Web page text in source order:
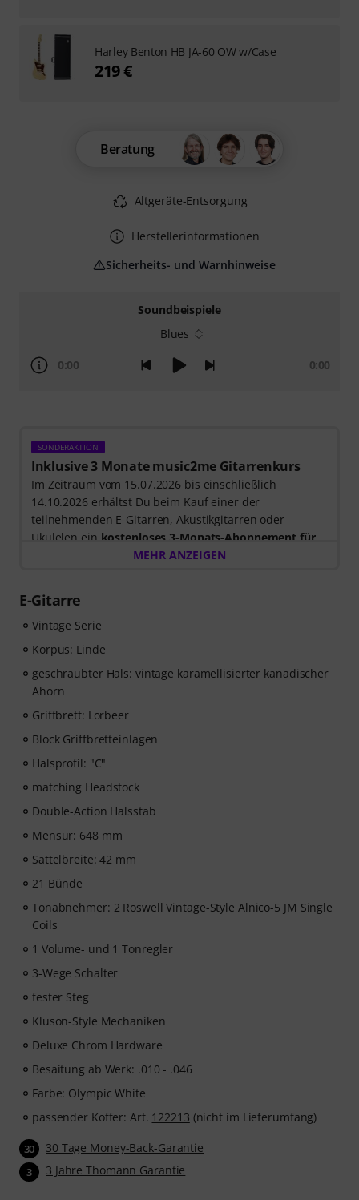
Soundbeispiele
Blues
0:00 0:00
SONDERAKTION
Inklusive 3 Monate music2me Gitarrenkurs
Im Zeitraum vom 15.07.2026 bis einschließlich
14.10.2026 erhältst Du beim Kauf einer der
teilnehmenden E-Gitarren, Akustikgitarren oder
Ukulelen ein kostenloses 3-Monats-Abonnement für
einen Onlinekurs von music2me im Wert von EUR
zugesendet. Das music2me Abo endet nach Ablauf
automatisch.
Music2Me, dein Online-Lernportal für Musik mit einem
pädagogischen Konzept von studierten Musiklehrern.
Ausgezeichnet mit dem deutschen Bildungs-Award
2025/2026 in der Kategorie “E-Learning
Instrumentalunterricht”! Mit über 400 Gitarren
Videolektionen für Anfänger und Fortgeschrittene – von
Pop, Rock und Blues bis Metal und mehr. Mit
persönlichem Support per Chat, Noten zum
Ausdrucken sowie intelligentem Videoplayer mit
MEHR ANZEIGEN
E-Gitarre
Vintage Serie
Korpus: Linde
geschraubter Hals: vintage karamellisierter kanadischer
Ahorn
Griffbrett: Lorbeer
Block Griffbretteinlagen
Halsprofil: "C"
matching Headstock
Double-Action Halsstab
Mensur: 648 mm
Sattelbreite: 42 mm
21 Bünde
Tonabnehmer: 2 Roswell Vintage-Style Alnico-5 JM Single
Coils
1 Volume- und 1 Tonregler
3-Wege Schalter
fester Steg
Kluson-Style Mechaniken
Deluxe Chrom Hardware
Besaitung ab Werk: .010 - .046
Farbe: Olympic White
passender Koffer: Art. 122213 (nicht im Lieferumfang)
30 30 Tage Money-Back-Garantie
3 3 Jahre Thomann Garantie
Beratung
Altgeräte-Entsorgung
Herstellerinformationen
Sicherheits- und Warnhinweise
Harley Benton HB JA-60 OW w/Case
219 €